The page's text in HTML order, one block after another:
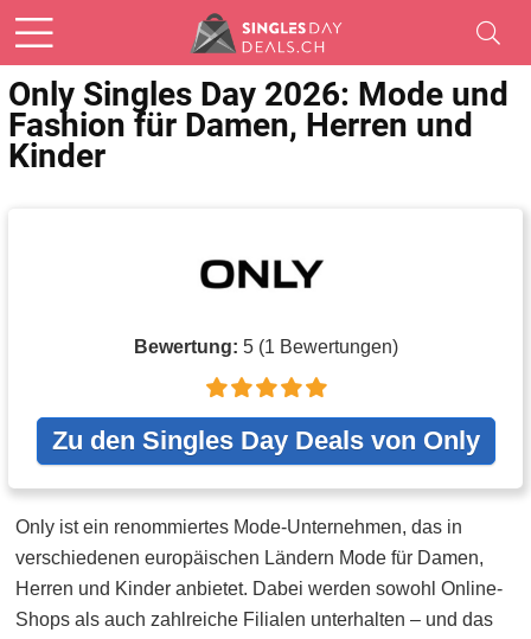
Only Singles Day 2026: Mode und
Fashion für Damen, Herren und
Kinder
Bewertung: 5 (1 Bewertungen)
Zu den Singles Day Deals von Only
Only ist ein renommiertes Mode-Unternehmen, das in
verschiedenen europäischen Ländern Mode für Damen,
Herren und Kinder anbietet. Dabei werden sowohl Online-
Shops als auch zahlreiche Filialen unterhalten – und das